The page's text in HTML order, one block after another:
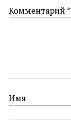
Комментарий *
Имя